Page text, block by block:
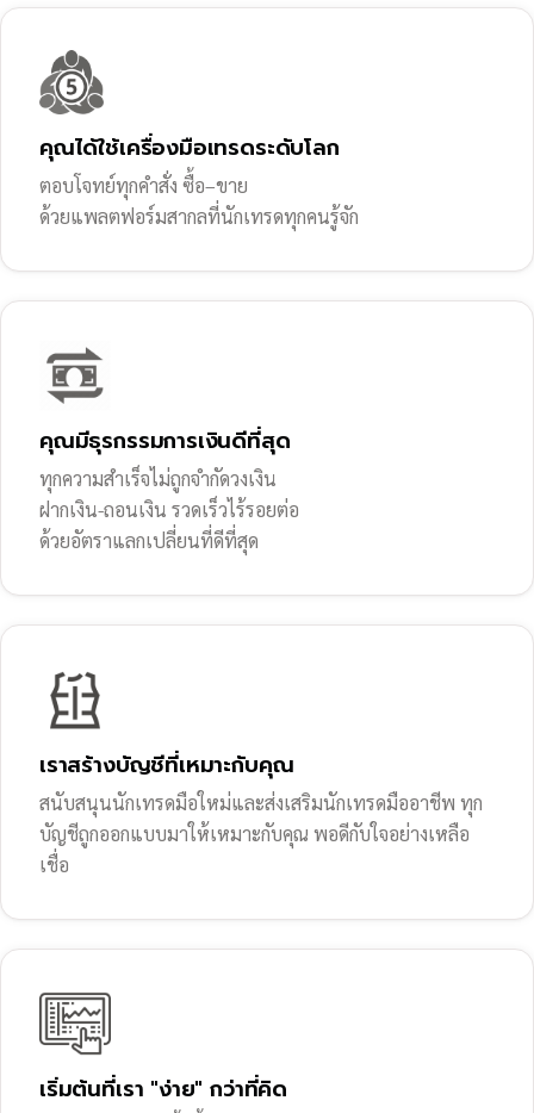
คุณได้ใช้เครื่องมือเทรดระดับโลก
ตอบโจทย์ทุกคำสั่ง ซื้อ–ขาย
ด้วยแพลตฟอร์มสากลที่นักเทรดทุกคนรู้จัก
คุณมีธุรกรรมการเงินดีที่สุด
ทุกความสำเร็จไม่ถูกจำกัดวงเงิน
ฝากเงิน-ถอนเงิน รวดเร็วไร้รอยต่อ
ด้วยอัตราแลกเปลี่ยนที่ดีที่สุด
เราสร้างบัญชีที่เหมาะกับคุณ
สนับสนุนนักเทรดมือใหม่และส่งเสริมนักเทรดมืออาชีพ ทุก
บัญชีถูกออกแบบมาให้เหมาะกับคุณ พอดีกับใจอย่างเหลือ
เชื่อ
เริ่มต้นที่เรา "ง่าย" กว่าที่คิด